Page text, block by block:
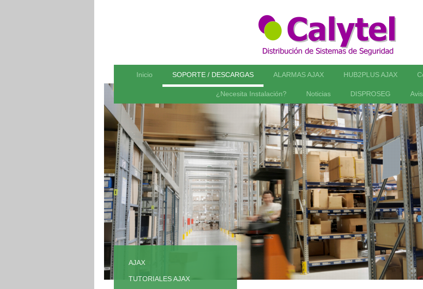
Inicio SOPORTE / DESCARGAS ALARMAS AJAX HUB2PLUS AJAX
¿Necesita Instalación? Noticias DISPROSEG
AJAX
TUTORIALES AJAX